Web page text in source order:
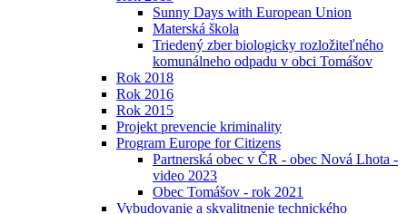
Sunny Days with European Union
Materská škola
Triedený zber biologicky rozložiteľného
komunálneho odpadu v obci Tomášov
Rok 2018
Rok 2016
Rok 2015
Projekt prevencie kriminality
Program Europe for Citizens
Partnerská obec v ČR - obec Nová Lhota -
video 2023
Obec Tomášov - rok 2021
Vybudovanie a skvalitnenie technického